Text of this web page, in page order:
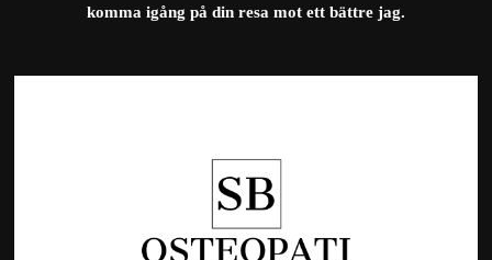
komma igång på din resa mot ett bättre jag.